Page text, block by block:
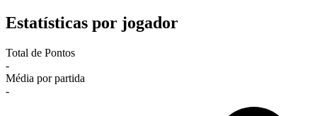
Estatísticas por jogador
Total de Pontos
-
Média por partida
-